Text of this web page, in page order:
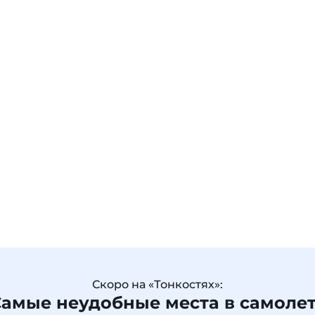
Скоро на «Тонкостях»:
неудобные места в